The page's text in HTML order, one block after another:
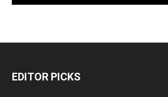
EDITOR PICKS